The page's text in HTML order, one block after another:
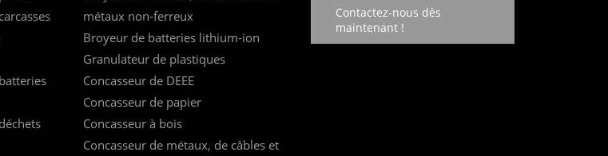
métaux non-ferreux
Broyeur de batteries lithium-ion
Granulateur de plastiques
Concasseur de DEEE
Concasseur de papier
Concasseur à bois
Concasseur de métaux, de câbles et
Contactez-nous dès
maintenant !